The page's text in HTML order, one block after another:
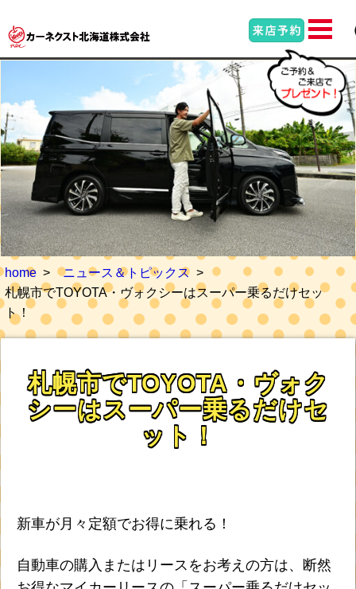
home
ニュース＆トピックス
札幌市でTOYOTA・ヴォクシーはスーパー乗るだけセッ
ト！
札幌市でTOYOTA・ヴォク
シーはスーパー乗るだけセ
ット！
新車が月々定額でお得に乗れる！
自動車の購入またはリースをお考えの方は、断然